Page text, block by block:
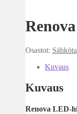
Osastot:
Kuvaus
Kuvaus
Renova LED-